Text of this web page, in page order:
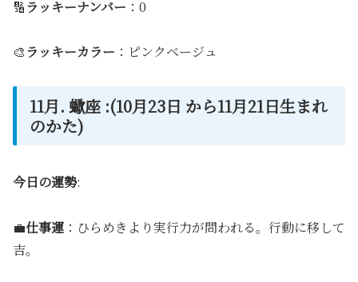
🔢 ラッキーナンバー ：0
🎨 ラッキーカラー ：ピンクベージュ
11月. 蠍座 :(10月23日 から11月21日生まれ
のかた)
今日の運勢:
💼仕事運 ：ひらめきより実行力が問われる。行動に移して
吉。